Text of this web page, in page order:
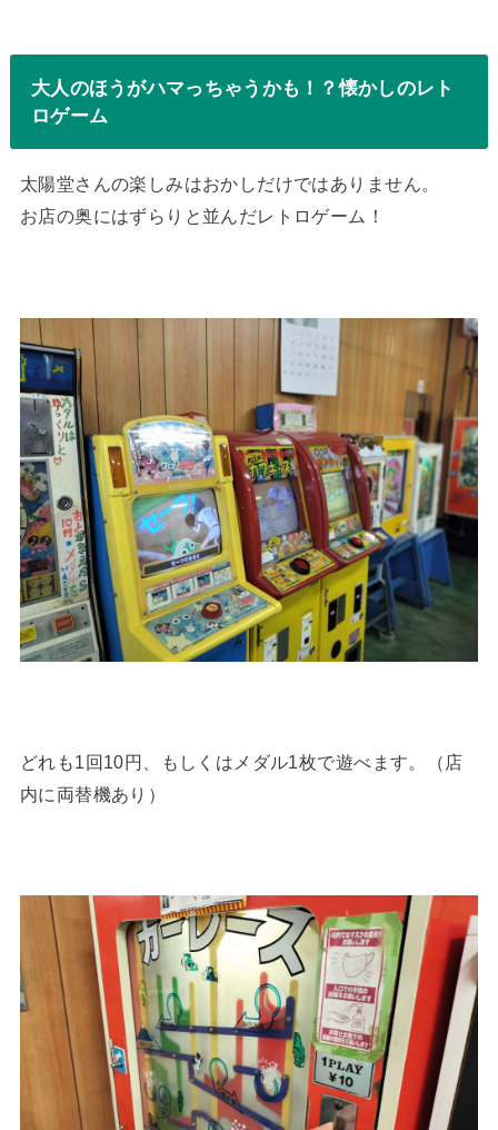
大人のほうがハマっちゃうかも！？懐かしのレト
ロゲーム
太陽堂さんの楽しみはおかしだけではありません。
お店の奥にはずらりと並んだレトロゲーム！
どれも1回10円、もしくはメダル1枚で遊べます。（店
内に両替機あり）